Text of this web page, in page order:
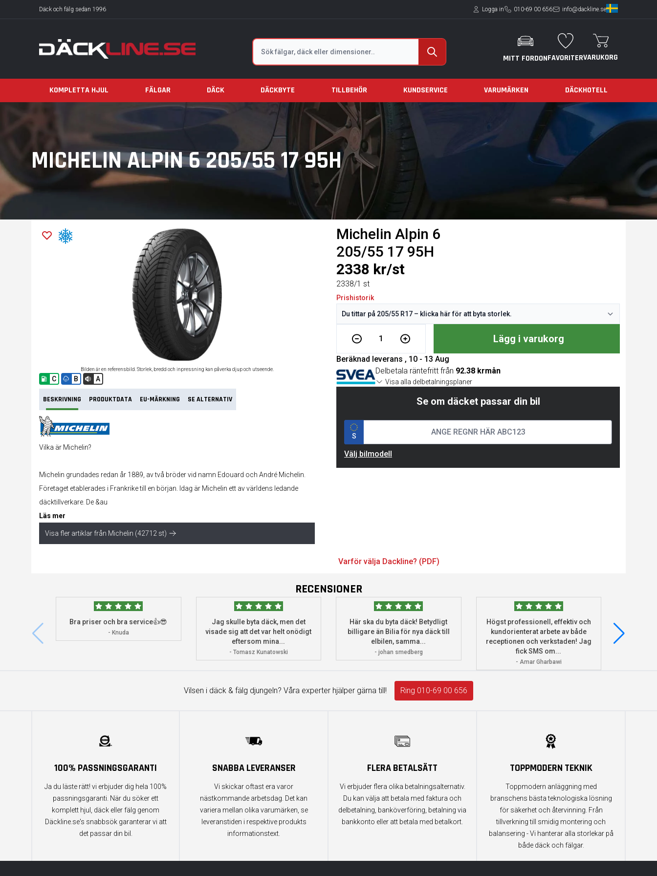
Däck och fälg sedan 1996 Logga in 010-69 00 656 info@dackline.se
Sök
MITT FORDONFAVORITERVARUKORG
KOMPLETTA HJUL FÄLGAR DÄCK DÄCKBYTE TILLBEHÖR KUNDSERVICE VARUMÄRKEN DÄCKHOTELL
MICHELIN ALPIN 6 205/55 17 95H
Michelin Alpin 6
205/55 17 95H
2338 kr/st
2338/1 st
Prishistorik
1 Lägg i varukorg
Beräknad leverans , 10 - 13 Aug
Delbetala räntefritt från 92.38 krmån
Visa alla delbetalningsplaner
Se om däcket passar din bil
S
Välj bilmodell
Bilden är en referensbild. Storlek, bredd och inpressning kan påverka djup och utseende.
C B A
BESKRIVNING PRODUKTDATA EU-MÄRKNING SE ALTERNATIV
Vilka är Michelin?
Michelin grundades redan år 1889, av två bröder vid namn Edouard och André Michelin.
Företaget etablerades i Frankrike till en början. Idag är Michelin ett av världens ledande
däcktillverkare. De &au
Läs mer
Visa fler artiklar från Michelin (42712 st)
Varför välja Dackline? (PDF)
RECENSIONER
Bra priser och bra service👍😎
- Knuda
Jag skulle byta däck, men det
visade sig att det var helt onödigt
eftersom mina...
- Tomasz Kunatowski
Här ska du byta däck! Betydligt
billigare än Bilia för nya däck till
elbilen, samma...
- johan smedberg
Högst professionell, effektiv och
kundorienterat arbete av både
receptionen och verkstaden! Jag
fick SMS om...
- Amar Gharbawi
deras
Vilsen i däck & fälg djungeln? Våra experter hjälper gärna till! Ring 010-69 00 656
100% PASSNINGSGARANTI
Ja du läste rätt! vi erbjuder dig hela 100%
passningsgaranti. När du söker ett
komplett hjul, däck eller fälg genom
Däckline.se's snabbsök garanterar vi att
det passar din bil.
SNABBA LEVERANSER
Vi skickar oftast era varor
nästkommande arbetsdag. Det kan
variera mellan olika varumärken, se
leveranstiden i respektive produkts
informationstext.
FLERA BETALSÄTT
Vi erbjuder flera olika betalningsalternativ.
Du kan välja att betala med faktura och
delbetalning, banköverföring, betalning via
bankkonto eller att betala med betalkort.
TOPPMODERN TEKNIK
Toppmodern anläggning med
branschens bästa teknologiska lösning
för säkerhet och återvinning. Från
tillverkning till smidig montering och
balansering - Vi hanterar alla storlekar på
både däck och fälgar.